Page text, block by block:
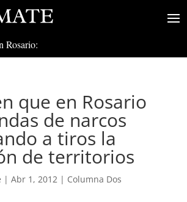
Rosario:
que en Rosario
de narcos
a tiros la
de territorios
| Abr 1, 2012| Columna Dos